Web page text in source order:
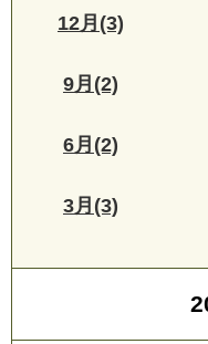
12月(3)
9月(2)
6月(2)
3月(3)